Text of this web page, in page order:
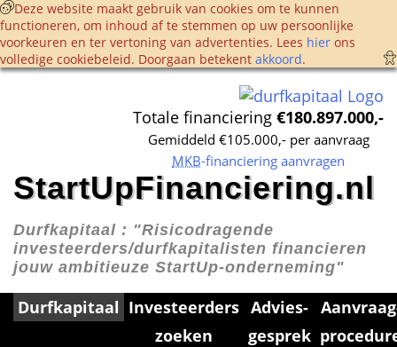
Deze website maakt gebruik van cookies om te kunnen
functioneren, om inhoud af te stemmen op uw persoonlijke
voorkeuren en ter vertoning van advertenties. Lees hier ons
volledige cookie­beleid. Doorgaan betekent akkoord.
Totale financiering €180.897.000,-
Gemiddeld €105.000,- per aanvraag
MKB-financiering aanvragen
StartUpFinanciering.nl
Durfkapitaal : "Risicodragende
investeerders/durfkapitalisten financieren
jouw ambitieuze StartUp-onderneming"
Durfkapitaal Investeerders
zoeken
Advies­
gesprek